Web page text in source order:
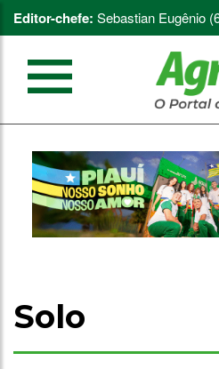
Editor-chefe: Sebastian Eugênio
Solo